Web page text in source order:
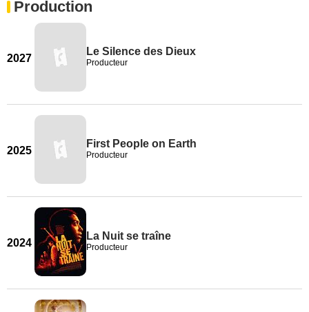
Production
2027
Le Silence des Dieux
Producteur
2025
First People on Earth
Producteur
2024
La Nuit se traîne
Producteur